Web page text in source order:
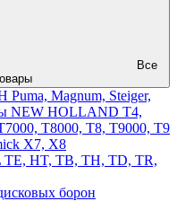
Все
Puma, Magnum, Steiger,
NEW HOLLAND T4,
T8000, T8, T9000, T9
X7, X8
TE, HT, TB, TH, TD, TR,
борон